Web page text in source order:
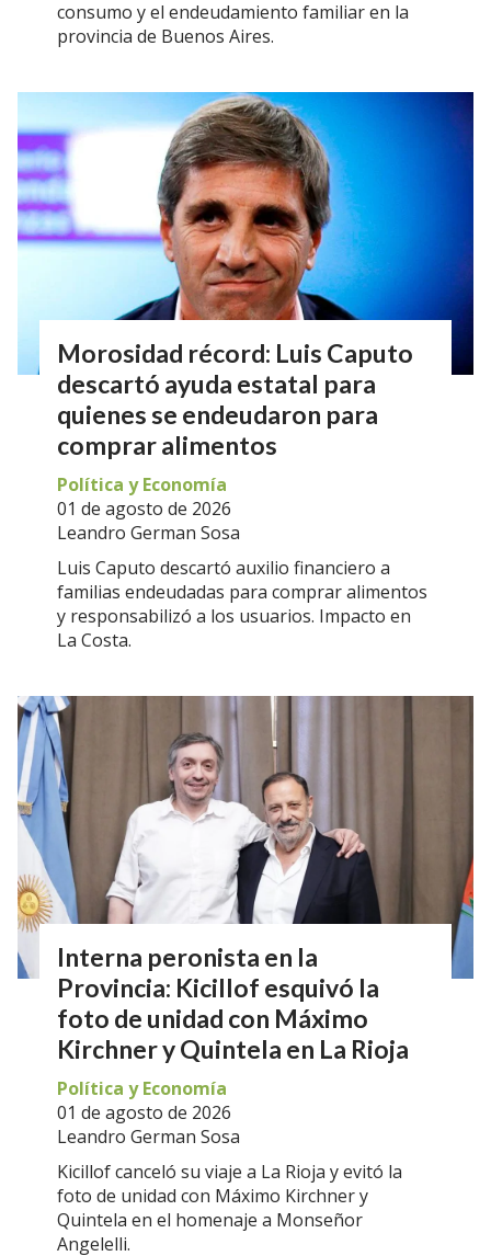
consumo y el endeudamiento familiar en la
provincia de Buenos Aires.
Morosidad récord: Luis Caputo
descartó ayuda estatal para
quienes se endeudaron para
comprar alimentos
Leandro German Sosa
Política y Economía
01 de agosto de 2026
Luis Caputo descartó auxilio financiero a
familias endeudadas para comprar alimentos
y responsabilizó a los usuarios. Impacto en
La Costa.
Interna peronista en la
Provincia: Kicillof esquivó la
foto de unidad con Máximo
Kirchner y Quintela en La Rioja
Leandro German Sosa
Política y Economía
01 de agosto de 2026
Kicillof canceló su viaje a La Rioja y evitó la
foto de unidad con Máximo Kirchner y
Quintela en el homenaje a Monseñor
Angelelli.